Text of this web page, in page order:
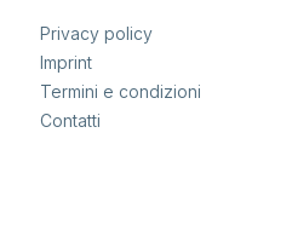
Privacy policy
Imprint
Termini e condizioni
Contatti